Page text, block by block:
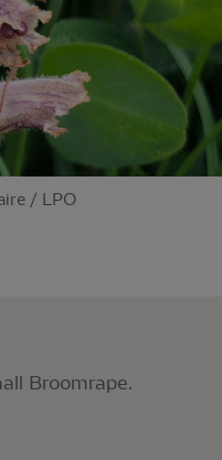
/ LPO
Broomrape.